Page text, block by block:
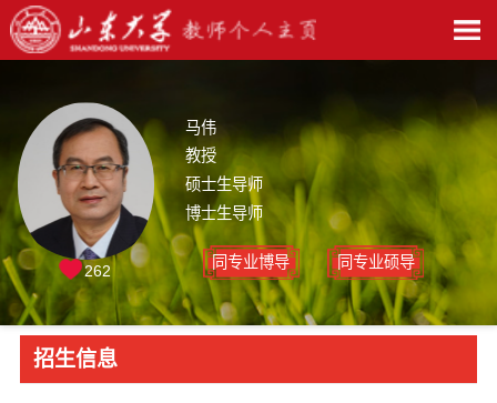
马伟
教授
硕士生导师
博士生导师
同专业博导 同专业硕导
262
招生信息